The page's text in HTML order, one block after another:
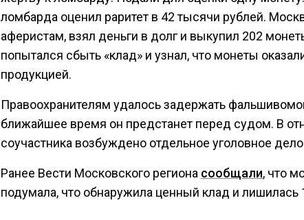
ломбарда оценил раритет в 42 тысячи рублей.
аферистам, взял деньги в долг и выкупил 202
попытался сбыть «клад» и узнал, что монеты
продукцией.
Правоохранителям удалось задержать
ближайшее время он предстанет перед судом. В
соучастника возбуждено отдельное уголовное
Ранее Вести Московского региона сообщали, что
подумала, что обнаружила ценный клад и лишилась